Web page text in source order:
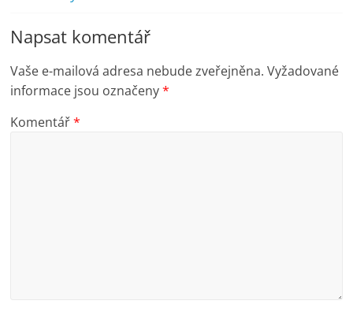
Napsat komentář
Vaše e-mailová adresa nebude zveřejněna. Vyžadované
informace jsou označeny*
Komentář*